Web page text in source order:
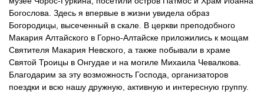
Богослова. Здесь я впервые в жизни увидела образ
Богородицы, высеченный в скале. В церкви преподобного
Макария Алтайского в Горно-Алтайске приложились к мощам
Святителя Макария Невского, а также побывали в храме
Святой Троицы в Онгудае и на могиле Михаила Чевалкова.
Благодарим за эту возможность Господа, организаторов
поездки и всю нашу дружную, активную и интересную группу.